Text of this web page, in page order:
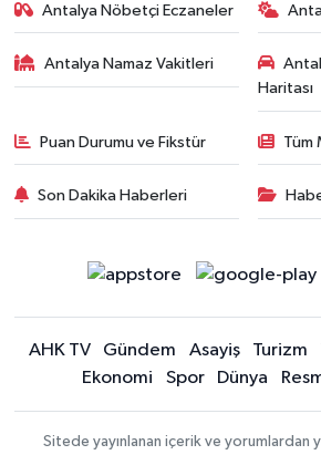
Antalya Nöbetçi Eczaneler
Antalya Namaz Vakitleri
Haritası
Puan Durumu ve Fikstür Tüm
Son Dakika Haberleri
AHK TV Gündem Asayiş Turizm
Ekonomi
Spor Dünya
Sitede yayınlanan içerik ve yorumlardan